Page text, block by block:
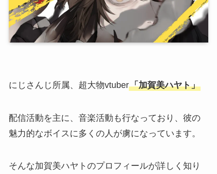
にじさんじ所属、超大物vtuber「加賀美ハヤト」
配信活動を主に、音楽活動も行なっており、彼の
魅力的なボイスに多くの人が虜になっています。
そんな加賀美ハヤトのプロフィールが詳しく知り